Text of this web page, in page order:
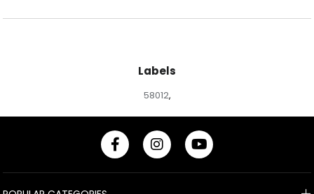
Labels
58012,